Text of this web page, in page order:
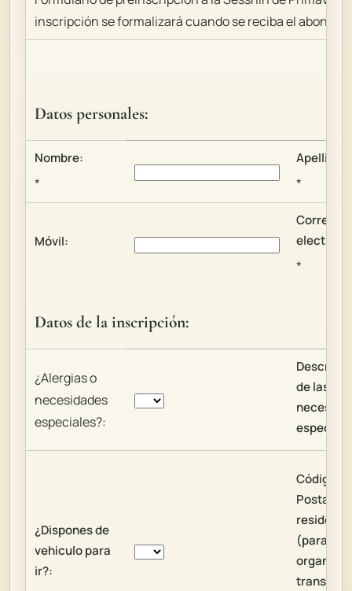
inscripción se formalizará cuando se reciba el abono
Datos personales:
Nombre:
*
Apellidos:
*
Móvil:
Correo
*
Datos de la inscripción:
¿Alergias o
necesidades
especiales?:
de las
¿Dispones de
vehiculo para
ir?:
Código
Postal de
(para
organizar